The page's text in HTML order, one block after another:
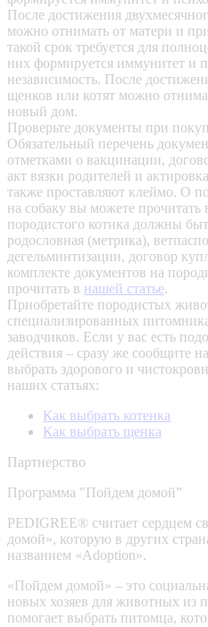
После достижения
можно отнимать от матери и
такой срок требуется для
них формируется иммунитет и
независимость. После
щенков или котят можно
новый дом.
Проверьте документы при
Обязательный перечень
отметками о вакцинации,
акт вязки родителей и
также проставляют клеймо. О
на собаку вы можете прочитать
породистого котика должны
родословная (метрика),
дегельминтизации, договор
комплекте документов на
прочитать в нашей статье.
Приобретайте породистых
специализированных
заводчиков. Если у вас есть
действия – сразу же сообщите
выбрать здорового и
наших статьях:
Как выбрать котенка
Как выбрать щенка
Партнерство
Программа "Пойдем домой”
PEDIGREE® считает сердцем
домой», которую в других
названием «Adoption».
«Пойдем домой» – это
новых хозяев для животных из
помогает выбрать питомца,